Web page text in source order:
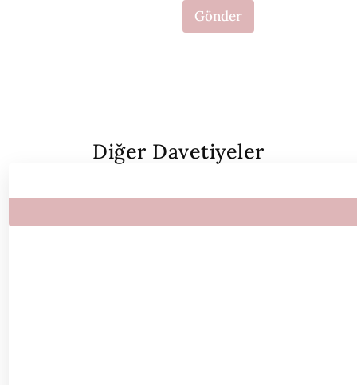
Gönder
Diğer Davetiyeler